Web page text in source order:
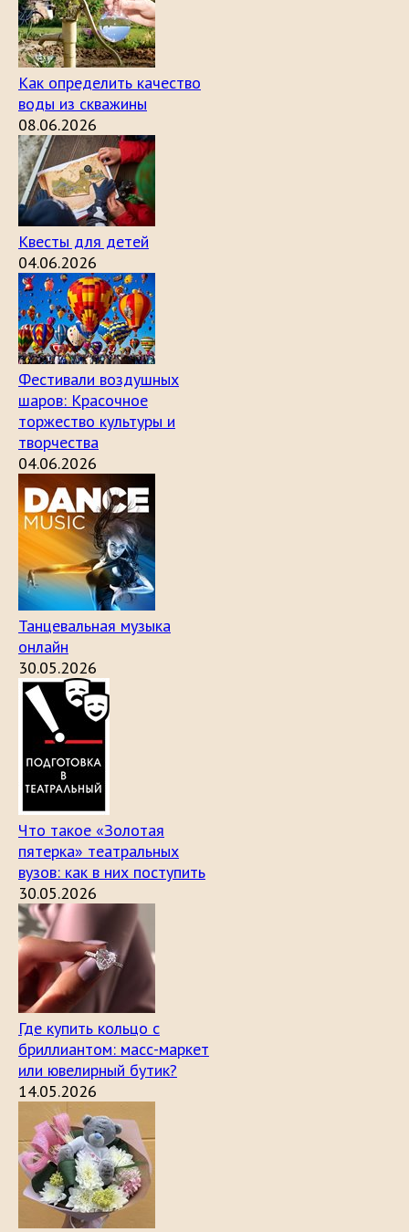
Как определить качество
воды из скважины
08.06.2026
Квесты для детей
04.06.2026
Фестивали воздушных
шаров: Красочное
торжество культуры и
творчества
04.06.2026
Танцевальная музыка
онлайн
30.05.2026
Что такое «Золотая
пятерка» театральных
вузов: как в них поступить
30.05.2026
Где купить кольцо с
бриллиантом: масс-маркет
или ювелирный бутик?
14.05.2026